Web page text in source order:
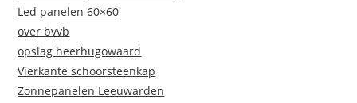
Led panelen 60×60
over bvvb
opslag heerhugowaard
Vierkante schoorsteenkap
Zonnepanelen Leeuwarden